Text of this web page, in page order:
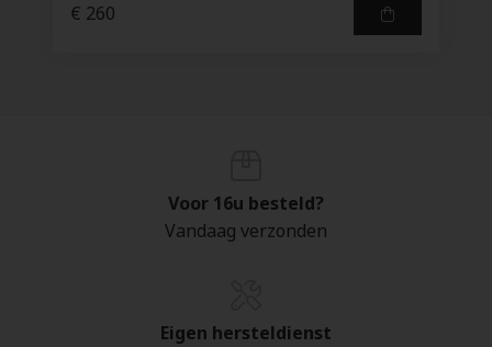
€ 260
Voor 16u besteld?
Vandaag verzonden
Eigen hersteldienst